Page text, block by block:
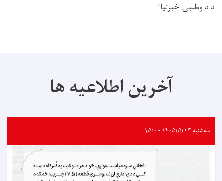
د داوطلبۍ خبرتيا!
آخرین اطلاعیه ها
سه‌شنبه ۱۴۰۵/۵/۱۳ - ۱۵:۰